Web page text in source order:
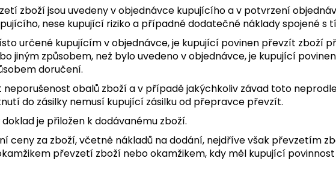
zboží jsou uvedeny v objednávce kupujícího a v potvrzení
nese kupující riziko a případné dodatečné náklady spojené s
určené kupujícím v objednávce, je kupující povinen převzít zboží
jiným způsobem, než bylo uvedeno v objednávce, je kupující
doručení.
obalů zboží a v případě jakýchkoliv závad toto
do zásilky nemusí kupující zásilku od přepravce převzít.
je přiložen k dodávanému zboží.
ceny za zboží, včetně nákladů na dodání, nejdříve však převzetím
převzetí zboží nebo okamžikem, kdy měl kupující